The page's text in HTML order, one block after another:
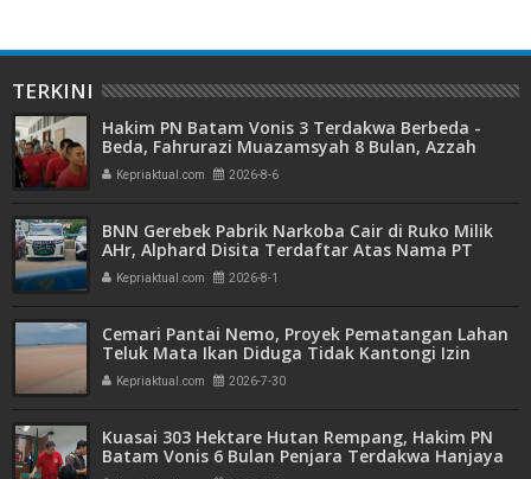
TERKINI
Hakim PN Batam Vonis 3 Terdakwa Berbeda -
Beda, Fahrurazi Muazamsyah 8 Bulan, Azzah
Azzurah dan Risma Divonis 2 Tahun 6 Bulan
Kepriaktual.com 2026-8-6
BNN Gerebek Pabrik Narkoba Cair di Ruko Milik
AHr, Alphard Disita Terdaftar Atas Nama PT
Mitra Usaha Properti
Kepriaktual.com 2026-8-1
Cemari Pantai Nemo, Proyek Pematangan Lahan
Teluk Mata Ikan Diduga Tidak Kantongi Izin
Amdal
Kepriaktual.com 2026-7-30
Kuasai 303 Hektare Hutan Rempang, Hakim PN
Batam Vonis 6 Bulan Penjara Terdakwa Hanjaya